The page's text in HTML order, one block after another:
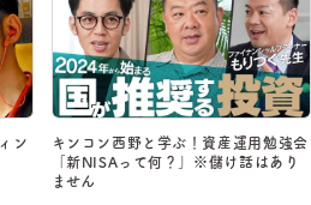
ン
キンコン西野と学ぶ！資産運用勉強会
「新NISAって何？」※儲け話はあり
ません